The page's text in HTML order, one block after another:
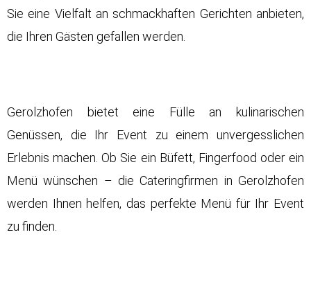
Sie eine Vielfalt an schmackhaften Gerichten anbieten,
die Ihren Gästen gefallen werden.
Gerolzhofen bietet eine Fülle an kulinarischen
Genüssen, die Ihr Event zu einem unvergesslichen
Erlebnis machen. Ob Sie ein Büfett, Fingerfood oder ein
Menü wünschen – die Cateringfirmen in Gerolzhofen
werden Ihnen helfen, das perfekte Menü für Ihr Event
zu finden.